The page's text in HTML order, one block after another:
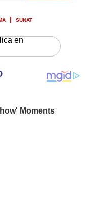
SUNAT
en